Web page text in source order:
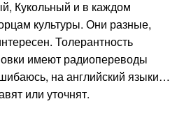
Кукольный и в каждом
культуры. Они разные,
Толерантность
имеют радиопереводы
на английский языки…
или уточнят.